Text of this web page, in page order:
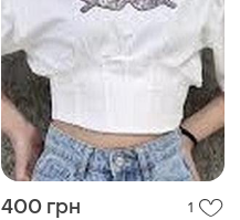
400 грн 1